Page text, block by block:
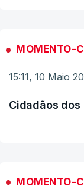
MOMENTO-
15:11, 10 Maio
Cidadãos dos
MOMENTO-